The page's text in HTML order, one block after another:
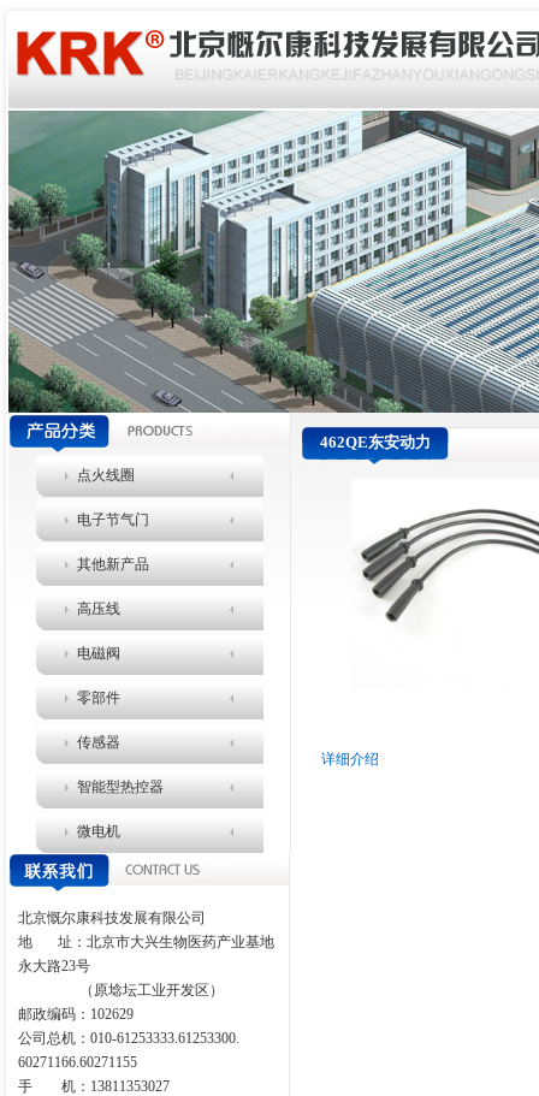
点火线圈
电子节气门
其他新产品
高压线
电磁阀
零部件
传感器
智能型热控器
微电机
北京慨尔康科技发展有限公司
地
址：北京市大兴生物医药产业基地
永大路23号
（原埝坛工业开发区）
邮政编码： 102629
公司总机：010-61253333.61253300.
60271166.60271155
手 机：13811353027
462QE东安动力
详细介绍